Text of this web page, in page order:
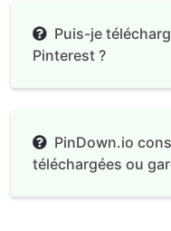
Puis-je
Pinterest ?
PinDown.io
téléchargées ou